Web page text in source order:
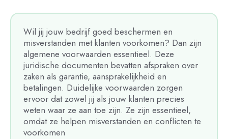
Wil jij jouw bedrijf goed beschermen en
misverstanden met klanten voorkomen? Dan zijn
algemene voorwaarden essentieel. Deze
juridische documenten bevatten afspraken over
zaken als garantie, aansprakelijkheid en
betalingen. Duidelijke voorwaarden zorgen
ervoor dat zowel jij als jouw klanten precies
weten waar ze aan toe zijn. Ze zijn essentieel,
omdat ze helpen misverstanden en conflicten te
voorkomen